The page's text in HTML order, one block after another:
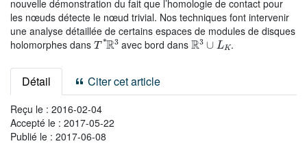
nouvelle démonstration du fait que l’homologie de contact pour
les nœuds détecte le nœud trivial. Nos techniques font intervenir
une analyse détaillée de certains espaces de modules de disques
holomorphes dans T*ℝ3avec bord dansℝ3 ∪LK .
Détail Citer cet article
Reçu le : 2016-02-04
Accepté le : 2017-05-22
Publié le : 2017-06-08